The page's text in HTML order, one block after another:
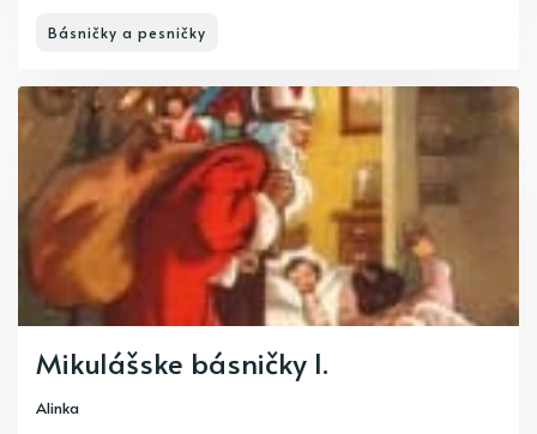
Básničky a pesničky
Mikulášske básničky I.
Alinka